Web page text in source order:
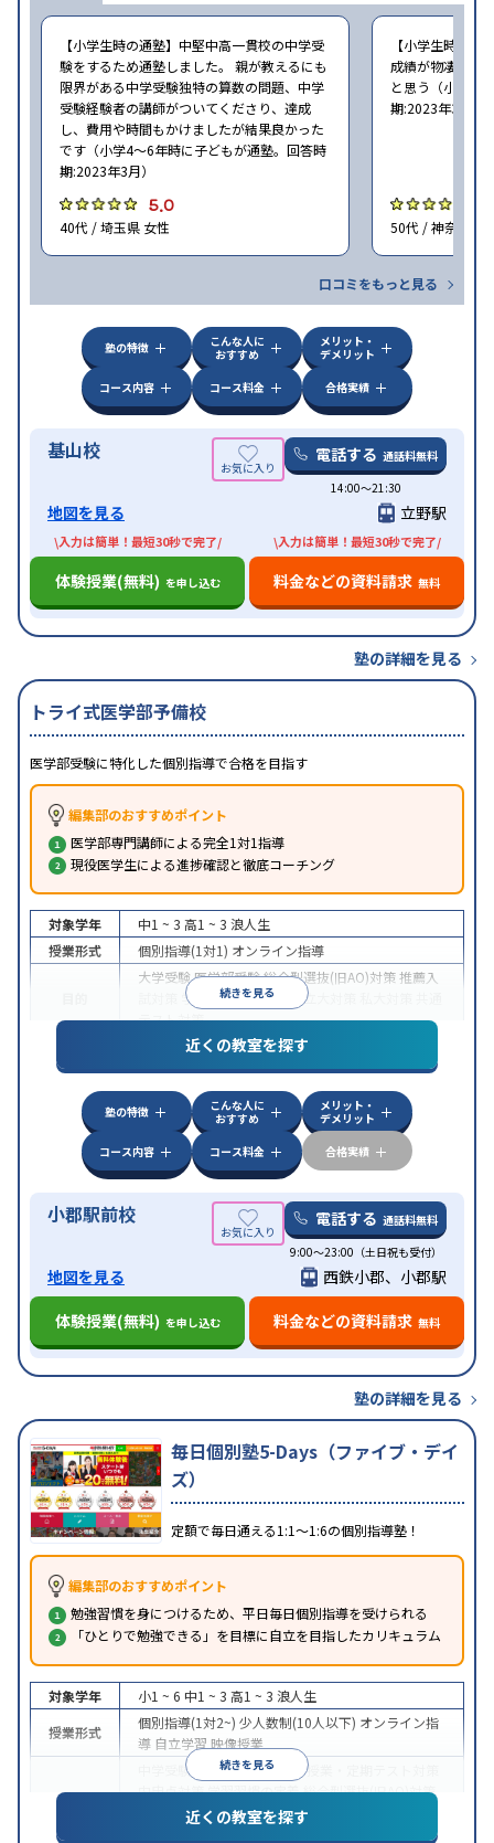
【小学生時の通塾】中堅中高一貫校の中学受
験をするため通塾しました。 親が教えるにも
限界がある中学受験独特の算数の問題、中学
受験経験者の講師がついてくださり、達成
し、費用や時間もかけましたが結果良かった
です（小学4〜6年時に子どもが通塾。回答時
期:2023年3月）
5.0
40代 / 埼玉県 女性
【小学生時の通
成績が物凄く悪
と思う（小学6
期:2023年3月）
50代 / 神奈川県
口コミをもっと見る
塾の特徴
こんな人に
おすすめ
メリット・
デメリット
コース内容
コース料金 合格実績
基山校 電話する 通話料無料
14:00〜21:30
地図を見る 立野駅
\入力は簡単！最短30秒で完了/
体験授業(無料) を申し込む
\入力は簡単！最短30秒で完了/
料金などの資料請求 無料
塾の詳細を見る
トライ式医学部予備校
医学部受験に特化した個別指導で合格を目指す
編集部のおすすめポイント
医学部専門講師による完全1対1指導
現役医学生による進捗確認と徹底コーチング
続きを見る
対象学年 中1 ~ 3 高1 ~ 3 浪人生
授業形式
個別指導(1対1) オンライン指導
大学受験医学部受験総合型選抜(旧AO)対策推薦入
学校別特化対策 国公立大対策
テスト対策
特徴
中高一貫校生に対応授業の振替可能
オンライン対応1科目から受講可能季節講習の
みの受講可
自習室あり
近くの教室を探す
塾の特徴
こんな人に
おすすめ
メリット・
デメリット
コース内容
コース料金 合格実績
小郡駅前校 電話する 通話料無料
9:00～23:00（土日祝も受付）
地図を見る
西鉄小郡、小郡駅
体験授業(無料) を申し込む 料金などの資料請求 無料
塾の詳細を見る
毎日個別塾5-Days（ファイブ・デイ
ズ）
定額で毎日通える1:1〜1:6の個別指導塾！
編集部のおすすめポイント
勉強習慣を身につけるため、平日毎日個別指導を受けられる
「ひとりで勉強できる」を目標に自立を目指したカリキュラム
続きを見る
対象学年 小1 ~ 6 中1 ~ 3 高1 ~ 3 浪人生
授業形式
個別指導(1対2~) 少人数制(10人以下) オンライン指
導 自立学習 映像授業
中学受験 高校受験大学受験
授業・定期テスト対策
内申点対策学習習慣の定着総合型選抜(旧AO)対策
推薦入試対策 学校別特化対策
漢検(漢字検
近くの教室を探す